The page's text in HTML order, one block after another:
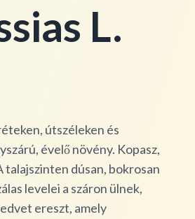
L.
útszéleken és
évelő növény. Kopasz,
dúsan, bokrosan
levelei a száron ülnek,
ereszt, amely